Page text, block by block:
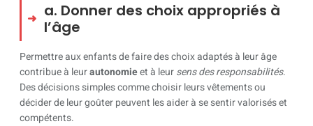
a. Donner des choix appropriés à
l’âge
Permettre aux enfants de faire des choix adaptés à leur âge
contribue à leurautonomieet à leursens des responsabilités.
Des décisions simples comme choisir leurs vêtements ou
décider de leur goûter peuvent les aider à se sentir valorisés et
compétents.